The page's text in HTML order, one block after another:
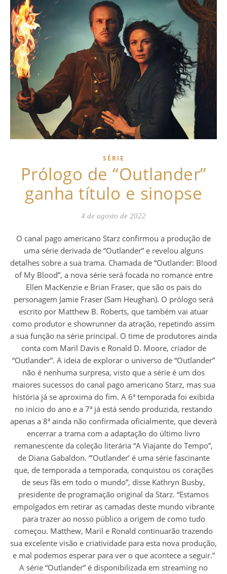
SÉRIE
Prólogo de “Outlander”
ganha título e sinopse
4 de agosto de 2022
O canal pago americano Starz confirmou a produção de
uma série derivada de “Outlander” e revelou alguns
detalhes sobre a sua trama. Chamada de “Outlander: Blood
of My Blood”, a nova série será focada no romance entre
Ellen MacKenzie e Brian Fraser, que são os pais do
personagem Jamie Fraser (Sam Heughan). O prólogo será
escrito por Matthew B. Roberts, que também vai atuar
como produtor e showrunner da atração, repetindo assim
a sua função na série principal. O time de produtores ainda
conta com Maril Davis e Ronald D. Moore, criador de
“Outlander”. A ideia de explorar o universo de “Outlander”
não é nenhuma surpresa, visto que a série é um dos
maiores sucessos do canal pago americano Starz, mas sua
história já se aproxima do fim. A 6ª temporada foi exibida
no início do ano e a 7ª já está sendo produzida, restando
apenas a 8ª ainda não confirmada oficialmente, que deverá
encerrar a trama com a adaptação do último livro
remanescente da coleção literária “A Viajante do Tempo”,
de Diana Gabaldon. “’Outlander’ é uma série fascinante
que, de temporada a temporada, conquistou os corações
de seus fãs em todo o mundo”, disse Kathryn Busby,
presidente de programação original da Starz. “Estamos
empolgados em retirar as camadas deste mundo vibrante
para trazer ao nosso público a origem de como tudo
começou. Matthew, Maril e Ronald continuarão trazendo
sua excelente visão e criatividade para esta nova produção,
e mal podemos esperar para ver o que acontece a seguir.”
A série “Outlander” é disponibilizada em streaming no